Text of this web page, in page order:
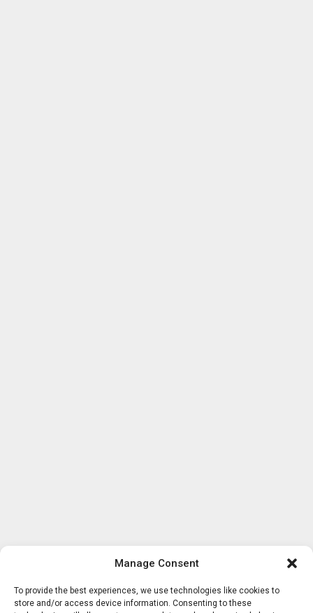
Manage Consent
To provide the best experiences, we use technologies like cookies to
store and/or access device information. Consenting to these